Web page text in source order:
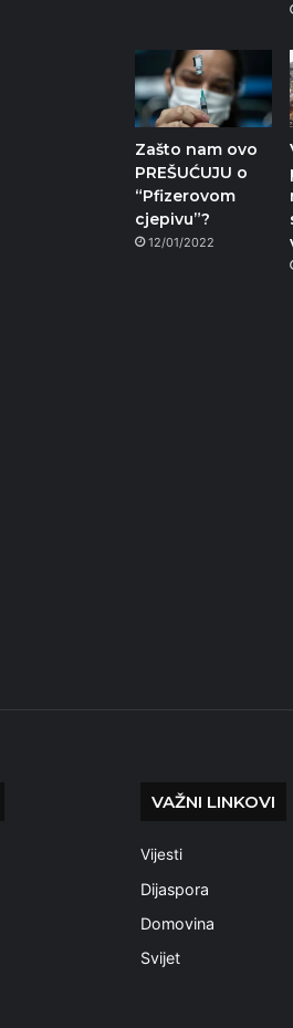
Zašto nam ovo
PREŠUĆUJU o
“Pfizerovom
cjepivu”?
12/01/2022
VAŽNI LINKOVI
Vijesti
Dijaspora
Domovina
Svijet